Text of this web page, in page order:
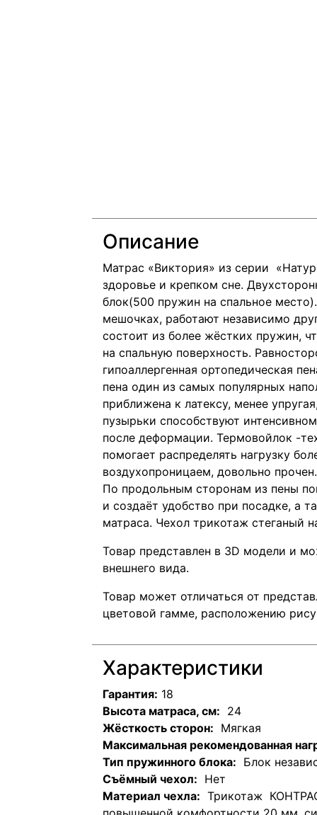
Описание
Матрас «Виктория» из серии
здоровье и крепком сне.
блок(500 пружин на спальное
мешочках, работают независимо
состоит из более жёстких пружин,
на спальную поверхность.
гипоаллергенная ортопедическая
пена один из самых популярных
приближена к латексу, менее
пузырьки способствуют
после деформации. Термовойлок -
помогает распределять нагрузку
воздухопроницаем, довольно
По продольным сторонам из пены
и создаёт удобство при посадке, а
матраса. Чехол трикотаж стеганый
Товар представлен в 3D модели и
внешнего вида.
Товар может отличаться от
цветовой гамме, расположению
Характеристики
Гарантия: 18
Высота матраса, см: 24
Жёсткость сторон: Мягкая
Максимальная рекомендованная
Тип пружинного блока: Блок
Съёмный чехол: Нет
Материал чехла: Трикотаж